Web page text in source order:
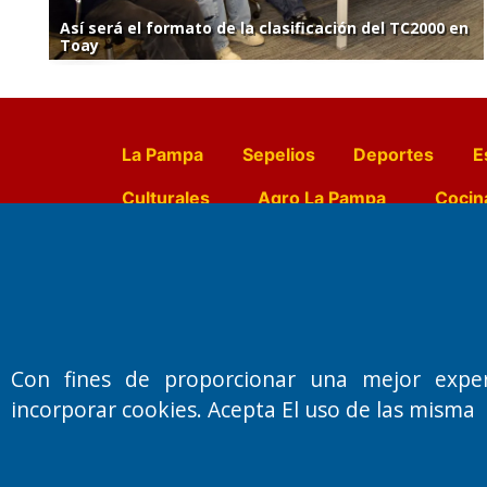
Así será el formato de la clasificación del TC2000 en
Toay
La Pampa Sepelios Deportes
Culturales
Agro La Pampa
Doctor Antonio
Primera edición: Domingo 3 de
Miembro de ADIRA,ADEPA y CPPAL
Con fines de proporcionar una mejor
incorporar cookies. Acepta El uso de las misma